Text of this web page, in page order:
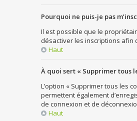
Pourquoi ne puis-je pas
Il est possible que le
désactiver les inscriptions afin
Haut
À quoi sert « Supprimer tous
L’option « Supprimer tous les
permettent également
de connexion et de
Haut